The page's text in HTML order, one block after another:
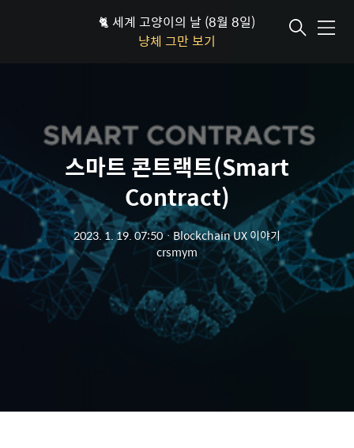
🐈 세계 고양이의 날 (8월 8일)
냥체 그만 보기
메뉴
스마트 콘트랙트(Smart
Contract)
2023. 1. 19. 07:50ㆍBlockchain UX 이야기
crsmym